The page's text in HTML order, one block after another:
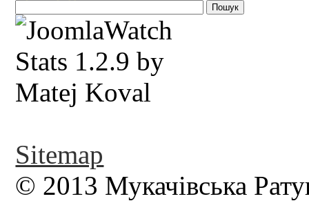
Sitemap
© 2013 Мукачівська